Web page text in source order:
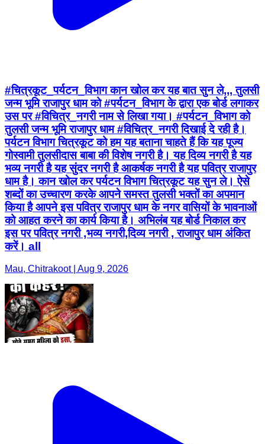
#चित्रकूट_पर्यटन_विभाग कान खोल कर यह बात सुन ले,,, तुलसी
जन्म भूमि राजापुर धाम को #पर्यटन_विभाग के द्वारा एक बोर्ड लगाकर
उस पर #विचित्र_नगरी नाम से लिखा गया। #पर्यटन_विभाग को
तुलसी जन्म भूमि राजापुर धाम #विचित्र_नगरी दिखाई दे रही है।
पर्यटन विभाग चित्रकूट को हम यह बताना चाहते हैं कि यह पूज्य
गोस्वामी तुलसीदास बाबा की विशेष नगरी है। यह दिव्य नगरी है यह
भव्य नगरी है यह सुंदर नगरी है आकर्षक नगरी है यह पवित्र राजापुर
धाम है। कान खोल कर पर्यटन विभाग चित्रकूट यह सुन ले। ऐसे
शब्दों का उच्चारण करके आपने समस्त तुलसी भक्तों का अपमान
किया है आपने इस पवित्र राजापुर धाम के नगर वासियों के भावनाओं
को आहत करने का कार्य किया है। अभिलंब यह बोर्ड निकाल कर
इस पर पवित्र नगरी ,भव्य नगरी,दिव्य नगरी , राजापुर धाम अंकित
करें। all
Mau, Chitrakoot | Aug 9, 2026